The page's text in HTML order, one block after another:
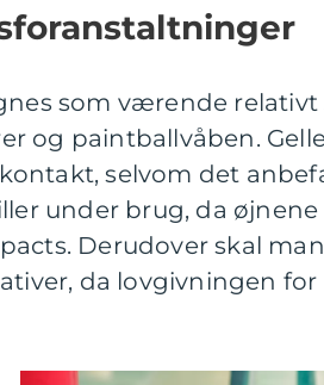
som værende
og paintballvåben.
selvom det
under brug, da
Derudover skal
da lovgivningen for